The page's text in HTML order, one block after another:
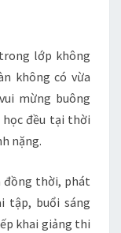
lớp không
không có vừa
mừng buông
đều tại thời
nặng.
đồng thời, phát
tập, buổi sáng
khai giảng thi